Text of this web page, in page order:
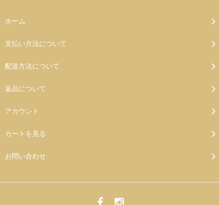
ホーム
支払い方法について
配送方法について
返品について
アカウント
カートを見る
お問い合わせ